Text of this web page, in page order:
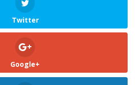
Twitter
Google+